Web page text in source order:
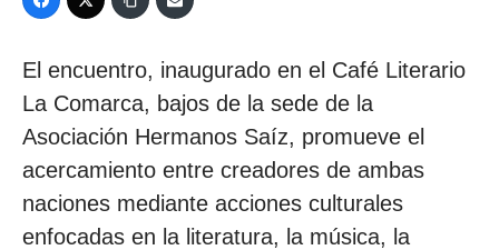
El encuentro, inaugurado en el Café Literario
La Comarca, bajos de la sede de la
Asociación Hermanos Saíz, promueve el
acercamiento entre creadores de ambas
naciones mediante acciones culturales
enfocadas en la literatura, la música, la